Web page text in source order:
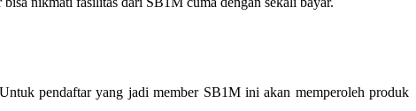
pendaftar yang jadi member SB1M ini akan memperoleh produk